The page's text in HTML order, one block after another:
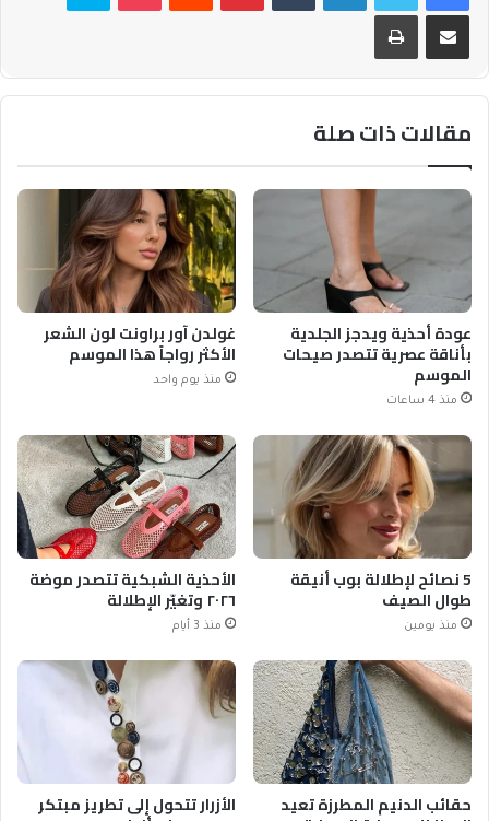
مشاركة عبر البريد طباعة
مقالات ذات صلة
عودة أحذية ويدجز الجلدية
بأناقة عصرية تتصدر صيحات
الموسم
منذ 4 ساعات
غولدن آور براونت لون الشعر
الأكثر رواجاً هذا الموسم
منذ يوم واحد
5 نصائح لإطلالة بوب أنيقة
طوال الصيف
منذ يومين
الأحذية الشبكية تتصدر موضة
٢٠٢٦ وتغيّر الإطلالة
منذ 3 أيام
حقائب الدنيم المطرزة تعيد الأزرار تتحول إلى تطريز مبتكر